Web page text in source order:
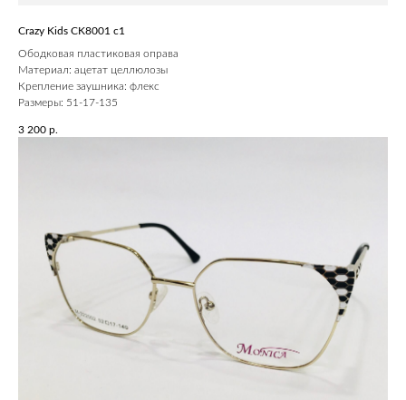
Crazy Kids CK8001 c1
Ободковая пластиковая оправа
Материал: ацетат целлюлозы
Крепление заушника: флекс
Размеры: 51-17-135
3 200 р.